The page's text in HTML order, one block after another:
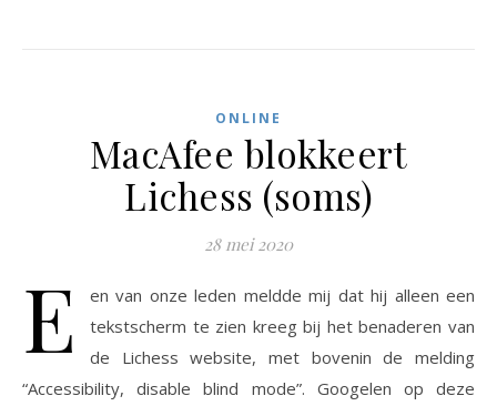
ONLINE
MacAfee blokkeert
Lichess (soms)
28 mei 2020
E
en van onze leden meldde mij dat hij alleen een
tekstscherm te zien kreeg bij het benaderen van
de Lichess website, met bovenin de melding
“Accessibility, disable blind mode”. Googelen op deze